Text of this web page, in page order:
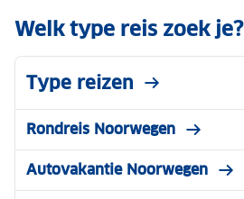
Welk type reis zoek je?
Type reizen
Rondreis Noorwegen
Autovakantie Noorwegen